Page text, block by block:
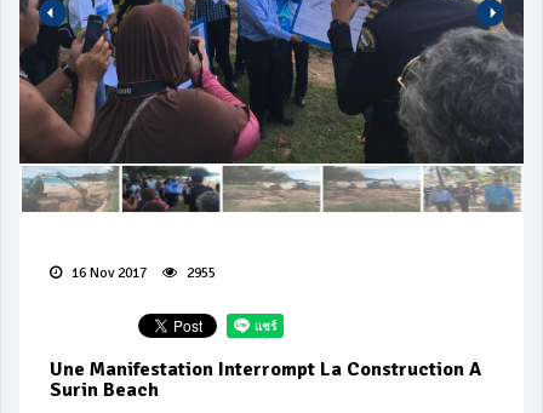
16 Nov 2017 2955
Une Manifestation Interrompt La Construction A
Surin Beach